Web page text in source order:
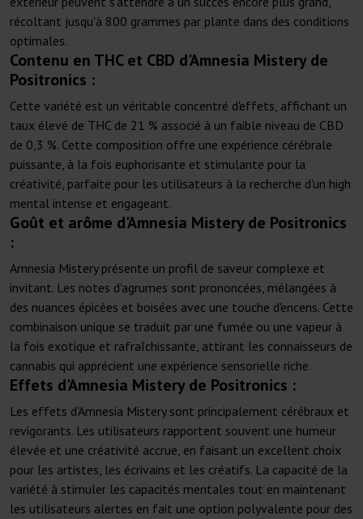
récoltant jusqu'à 800 grammes par plante dans des conditions
optimales.
Contenu en THC et CBD d'Amnesia Mistery de
Positronics :
Cette variété est un véritable concentré d'effets, affichant un
taux élevé de THC de 21 % associé à un faible niveau de CBD
de 0,3 %. Cette composition offre une expérience cérébrale
puissante, à la fois euphorisante et stimulante pour la
créativité, parfaite pour les utilisateurs à la recherche d'un high
mental intense et engageant.
Goût et arôme d'Amnesia Mistery de Positronics
:
Amnesia Mistery présente un profil de saveur complexe et
invitant. Les notes d'agrumes sont prononcées, mélangées à
des nuances épicées et boisées avec une touche d'encens. Cette
combinaison unique se traduit par une fumée ou une vapeur à
la fois exotique et rafraîchissante, attirant les connaisseurs de
cannabis qui apprécient une expérience sensorielle riche.
Effets d'Amnesia Mistery de Positronics :
Les effets d'Amnesia Mistery sont principalement cérébraux et
revigorants. Les utilisateurs rapportent souvent une humeur
élevée et une créativité accrue, en faisant un excellent choix
pour les artistes, les écrivains et les créatifs. La capacité de la
variété à stimuler les capacités mentales tout en maintenant
les utilisateurs alertes en fait une option polyvalente pour des